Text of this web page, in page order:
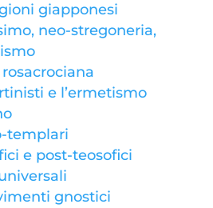
giapponesi
neo-stregoneria,
e l’ermetismo
templari
e post-teosofici
gnostici